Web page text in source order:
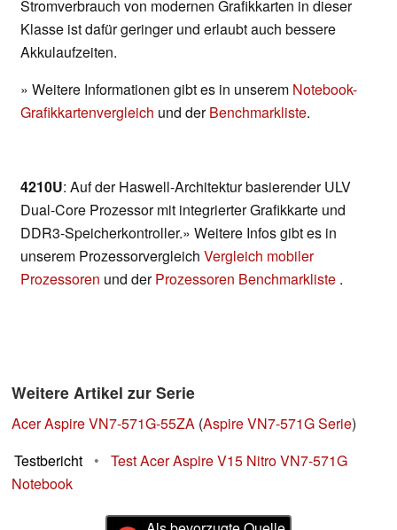
Stromverbrauch von modernen Grafikkarten in dieser
Klasse ist dafür geringer und erlaubt auch bessere
Akkulaufzeiten.
» Weitere Informationen gibt es in unserem Notebook-
Grafikkartenvergleich und derBenchmarkliste.
4210U: Auf der Haswell-Architektur basierender ULV
Dual-Core Prozessor mit integrierter Grafikkarte und
DDR3-Speicherkontroller.» Weitere Infos gibt es in
unserem Prozessorvergleich Vergleich mobiler
Prozessoren und derProzessoren Benchmarkliste .
Weitere Artikel zur Serie
Acer Aspire VN7-571G-55ZA (Aspire VN7-571G Serie)
Testbericht
•
Test Acer Aspire V15 Nitro VN7-571G
Notebook